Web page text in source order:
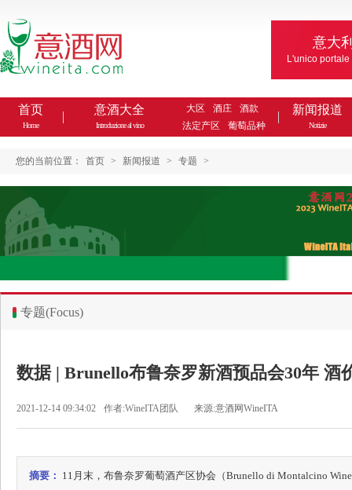
意大
L'unico
首页
Home
意酒大全
Introduzione al vino
大区 酒庄
酒款
法定产区
葡萄品种
新闻报道
Notizie
您的当前位置： 首页 > 新闻报道 > 专题 >
专题(Focus)
数据 | Brunello布鲁奈罗新酒预品会30年 酒
2021-12-14 09:34:02 作者:WineITA团队 来源:意酒网WineITA
摘要： 11月末，布鲁奈罗葡萄酒产区协会（Brunello di Montalcino